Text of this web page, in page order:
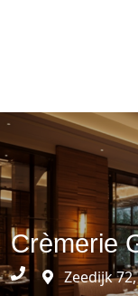
Crèmerie
Zeedijk